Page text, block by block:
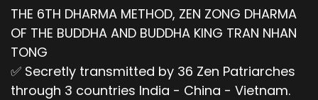
4/ Con người thấy cục xi măng cũng cầu xin,
thành là con người mê muội.
5/ Con người đụng ai cũng quỳ mọp, thành con
người quá ngu và khờ, v.v…
THE 6TH DHARMA METHOD, ZEN ZONG DHARMA
OF THE BUDDHA AND BUDDHA KING TRAN NHAN
TONG
✅ Secretly transmitted by 36 Zen Patriarches
through 3 countries India - China - Vietnam.